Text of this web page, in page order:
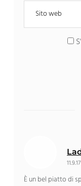
11.9.17
È un bel piatto di